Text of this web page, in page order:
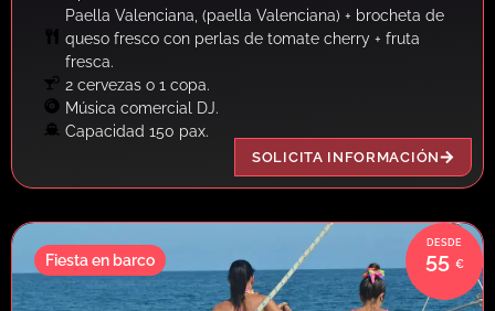
Paella Valenciana, (paella Valenciana) + brocheta de
queso fresco con perlas de tomate cherry + fruta
fresca.
2 cervezas o 1 copa.
Música comercial DJ.
Capacidad 150 pax.
SOLICITA INFORMACIÓN
55
Fiesta en barco